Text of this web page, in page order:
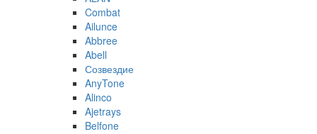
Combat
Ailunce
Abbree
Abell
Созвездие
AnyTone
Alinco
Ajetrays
Belfone